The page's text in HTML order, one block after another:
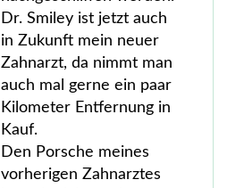
Dr. Smiley ist jetzt auch
in Zukunft mein neuer
Zahnarzt, da nimmt man
auch mal gerne ein paar
Kilometer Entfernung in
Kauf.
Den Porsche meines
vorherigen Zahnarztes